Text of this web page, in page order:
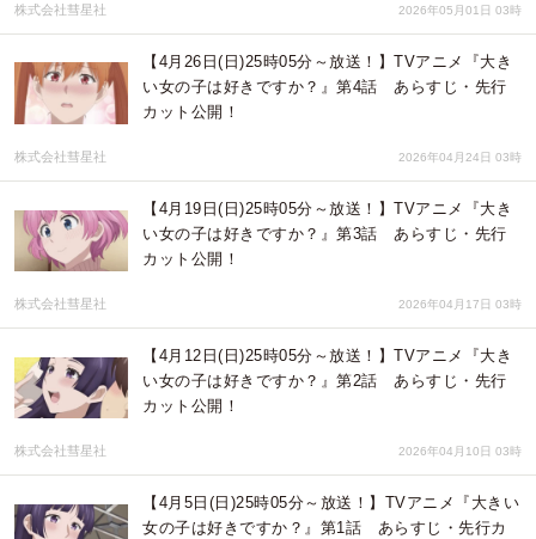
株式会社彗星社 2026年05月01日 03時
【4月26日(日)25時05分～放送！】TVアニメ『大き
い女の子は好きですか？』第4話 あらすじ・先行
カット公開！
株式会社彗星社 2026年04月24日 03時
【4月19日(日)25時05分～放送！】TVアニメ『大き
い女の子は好きですか？』第3話 あらすじ・先行
カット公開！
株式会社彗星社 2026年04月17日 03時
【4月12日(日)25時05分～放送！】TVアニメ『大き
い女の子は好きですか？』第2話 あらすじ・先行
カット公開！
株式会社彗星社 2026年04月10日 03時
【4月5日(日)25時05分～放送！】TVアニメ『大きい
女の子は好きですか？』第1話 あらすじ・先行カ